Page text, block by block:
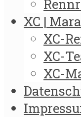
XC |
XC-
XC-
XC-